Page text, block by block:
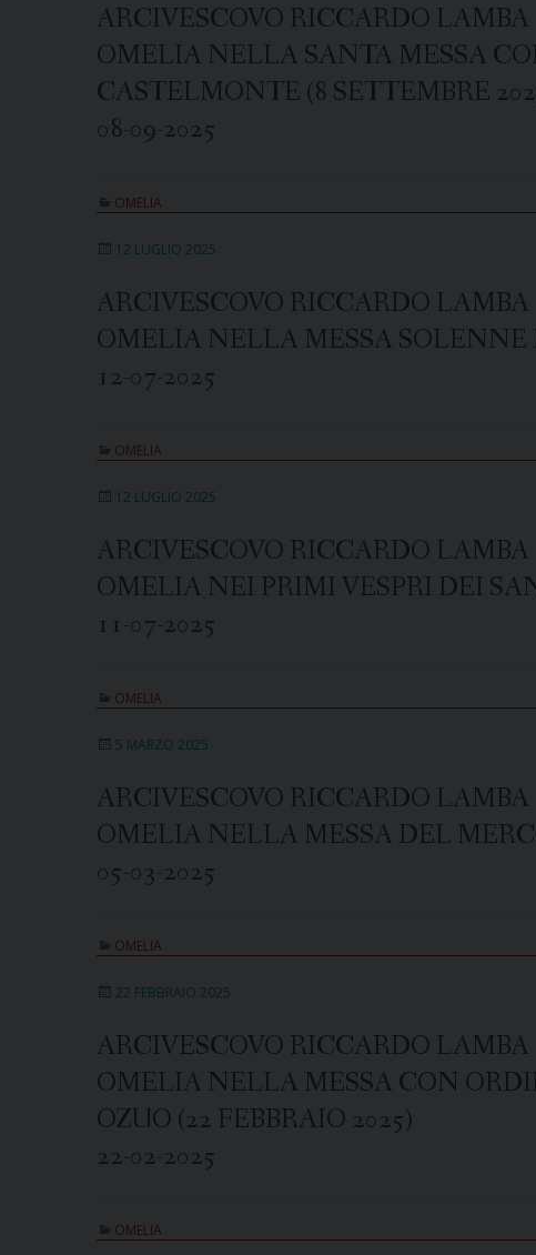
ARCIVESCOVO RICCARDO LAMBA
OMELIA NELLA SANTA MESSA
CASTELMONTE (8 SETTEMBRE
08-09-2025
OMELIA
12 LUGLIO 2025
ARCIVESCOVO RICCARDO LAMBA
OMELIA NELLA MESSA SOLENNE
12-07-2025
OMELIA
12 LUGLIO 2025
ARCIVESCOVO RICCARDO LAMBA
OMELIA NEI PRIMI VESPRI DEI
11-07-2025
OMELIA
5 MARZO 2025
ARCIVESCOVO RICCARDO LAMBA
OMELIA NELLA MESSA DEL
05-03-2025
OMELIA
22 FEBBRAIO 2025
ARCIVESCOVO RICCARDO LAMBA
OMELIA NELLA MESSA CON
OZUO (22 FEBBRAIO 2025)
22-02-2025
OMELIA